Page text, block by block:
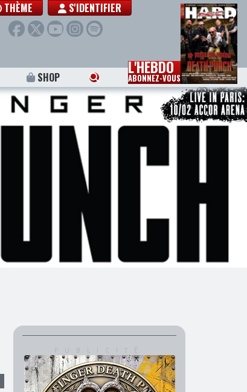
THÈME S'IDENTIFIER
SHOP L'HEBDO
ABONNEZ-VOUS